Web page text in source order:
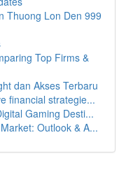
Thuong Lon Den 999
Top Firms &
dan Akses Terbaru
financial strategie...
Gaming Desti...
Outlook & A...